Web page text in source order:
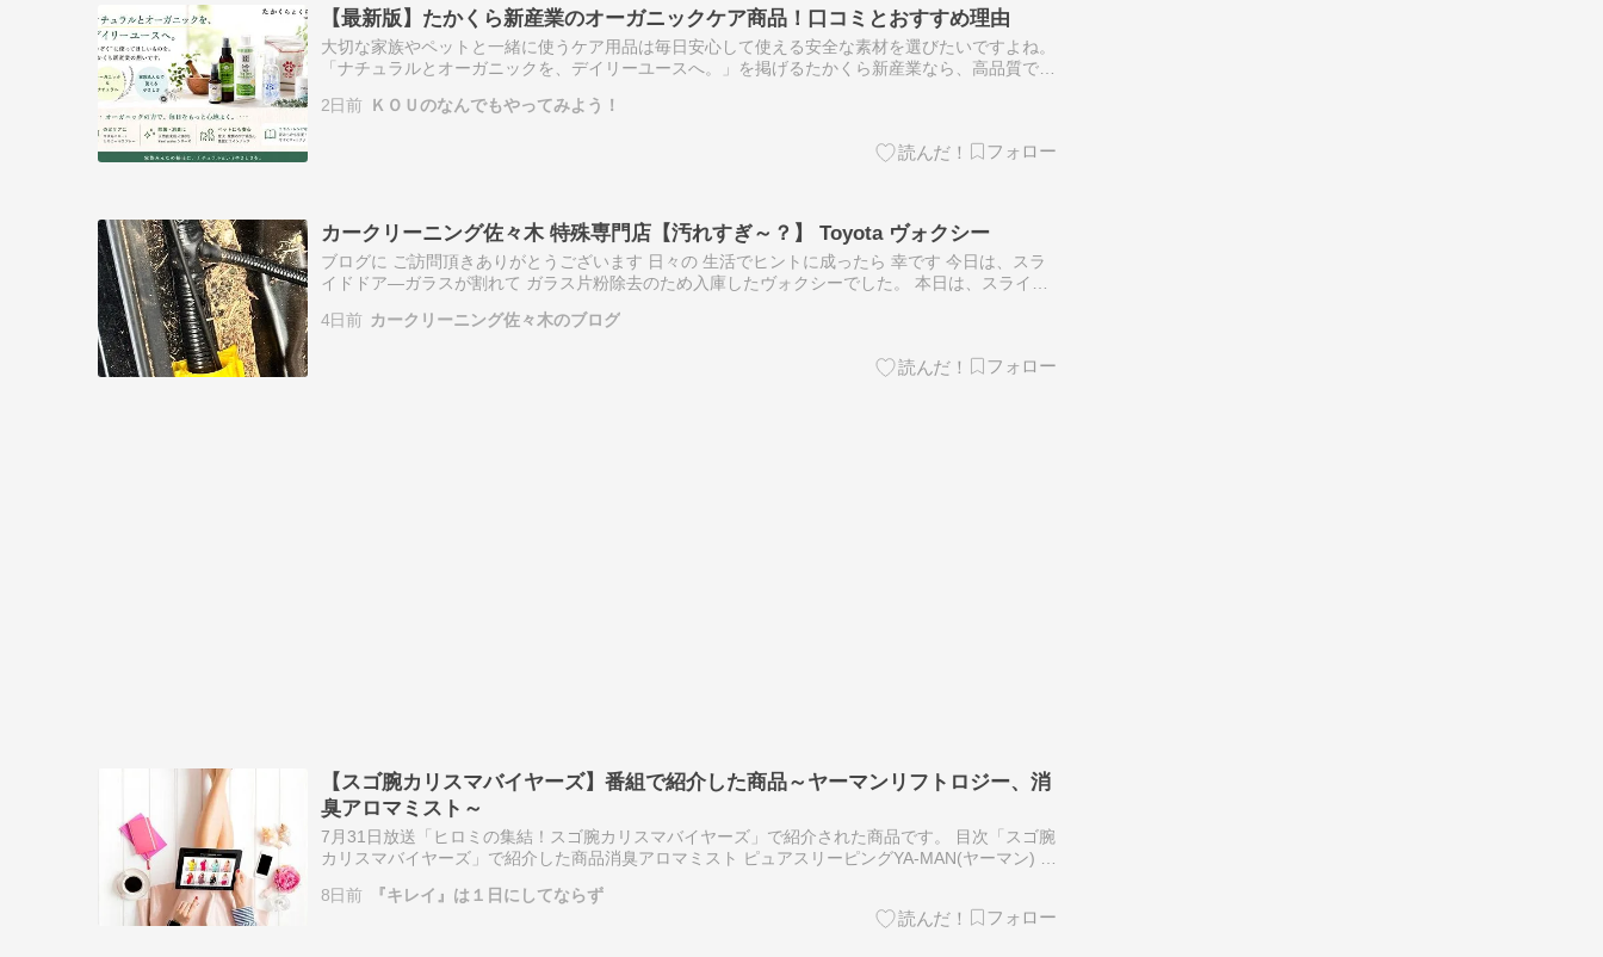
【最新版】たかくら新産業のオーガニックケア商品！口コミとおすすめ理由
大切な家族やペットと一緒に使うケア用品は毎日安心して使える安全な素材を選びたいですよね。
「ナチュラルとオーガニックを、デイリーユースへ。」を掲げるたかくら新産業なら、高品質で環
の暮らしに寄り…
2日前 ＫＯＵのなんでもやってみよう！
カークリーニング佐々木 特殊専門店【汚れすぎ～？】 Toyota ヴォクシー
ブログに ご訪問頂きありがとうございます 日々の 生活でヒントに成ったら 幸です 今日は、スラ
イドドア―ガラスが割れて ガラス片粉除去のため入庫したヴォクシーでした。 本日は、スライド
いたし…
4日前 カークリーニング佐々木のブログ
【スゴ腕カリスマバイヤーズ】番組で紹介した商品～ヤーマンリフトロジー、消
臭アロマミスト～
7月31日放送「ヒロミの集結！スゴ腕カリスマバイヤーズ」で紹介された商品です。 目次「スゴ腕
カリスマバイヤーズ」で紹介した商品消臭アロマミスト ピュアスリーピングYA-MAN(ヤーマン) リ
8日前 『キレイ』は１日にしてならず